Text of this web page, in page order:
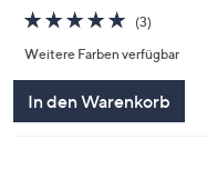
5.0
von
5
(3)
Weitere Farben verfügbar
In den Warenkorb